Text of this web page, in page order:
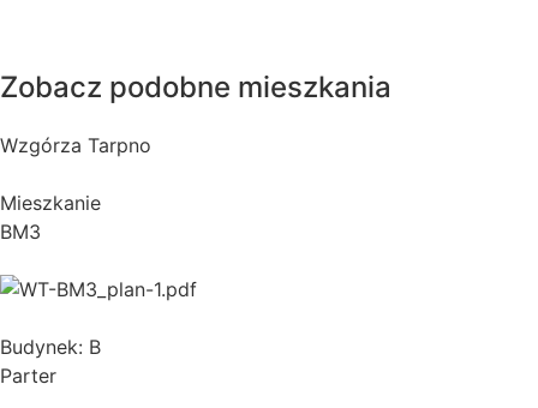
Zobacz podobne mieszkania
Wzgórza Tarpno
Mieszkanie
BM3
Budynek: B
Parter